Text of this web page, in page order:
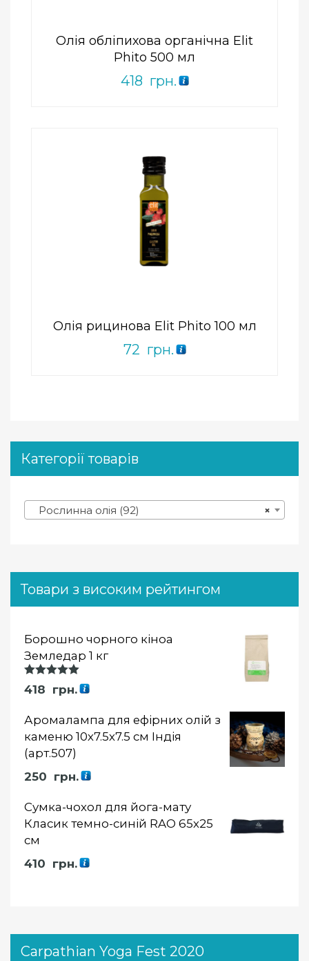
Олія обліпихова органічна Elit
Phito 500 мл
418 грн.
Олія рицинова Elit Phito 100 мл
72 грн.
ПРИДБАТИ
Add to Wishlist
Категорії товарів
×
Рослинна олія (92)
Товари з високим рейтингом
Борошно чорного кіноа
Земледар 1 кг
Оцінка
5.00із 5
418 грн.
Аромалампа для ефірних олій з
каменю 10х7.5х7.5 см Індія
(арт.507)
250 грн.
Сумка-чохол для йога-мату
Класик темно-синій RAO 65х25
см
410 грн.
Carpathian Yoga Fest 2020